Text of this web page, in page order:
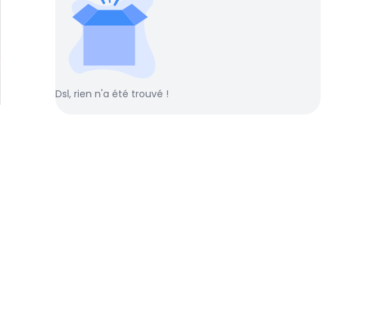
Dsl, rien n'a été trouvé !